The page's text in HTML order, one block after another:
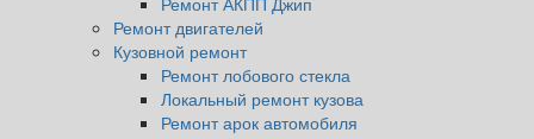
Ремонт двигателей
Кузовной ремонт
Ремонт лобового стекла
Локальный ремонт кузова
Ремонт арок автомобиля